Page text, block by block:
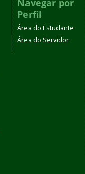
Navegar por
Perfil
Área do Estudante
Área do Servidor